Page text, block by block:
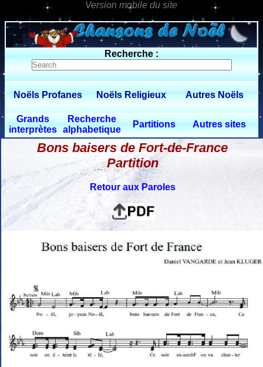
0 $limitbot 1 $limittot 2
Recherche :
Noëls Profanes Noëls Religieux Autres Noëls
Grands
interprètes
Recherche
alphabetique
Partitions Autres sites
Bons baisers de Fort-de-France
Partition
Retour aux Paroles